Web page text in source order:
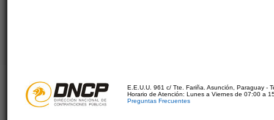
E.E.U.U. 961 c/ Tte. Fariña. Asunción, Paraguay -
Horario de Atención: Lunes a Viernes de 07:00 a
Preguntas Frecuentes